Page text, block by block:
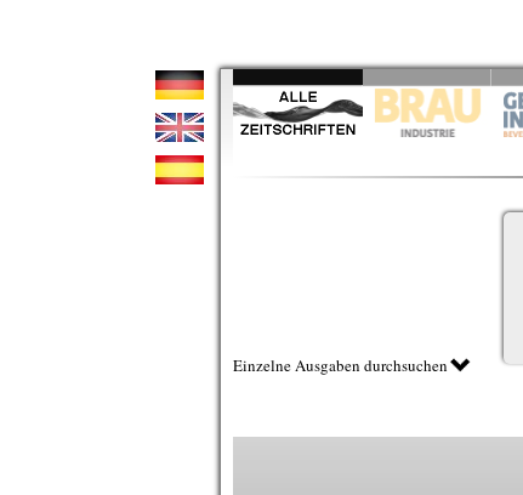
Einzelne Ausgaben durchsuchen